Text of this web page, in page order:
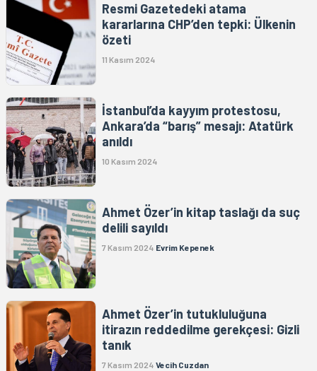
Resmi Gazetedeki atama
kararlarına CHP’den tepki: Ülkenin
özeti
11 Kasım 2024
İstanbul’da kayyım protestosu,
Ankara’da “barış” mesajı: Atatürk
anıldı
10 Kasım 2024
Ahmet Özer’in kitap taslağı da suç
delili sayıldı
7 Kasım 2024 Evrim Kepenek
Ahmet Özer’in tutukluluğuna
itirazın reddedilme gerekçesi: Gizli
tanık
7 Kasım 2024 Vecih Cuzdan